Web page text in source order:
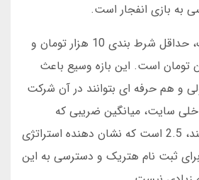
به بازی انفجار است.
در بازی انفجار هتریک، حداقل شرط بندی 10 هزار تومان و
100 میلیون تومان است. این بازه وسیع باعث
و هم حرفه ای بتوانند در آن شرکت
سایت، میانگین ضریبی که
کاربران انتخاب می کنند، 2.5 است که نشان دهنده استراتژی
ثبت نام هتریک و دسترسی به این